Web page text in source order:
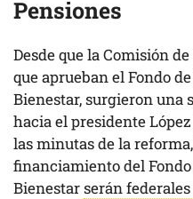
Pensiones
Desde que la Comisión
que aprueban el Fondo
Bienestar, surgieron una
hacia el presidente
las minutas de la
financiamiento del
Bienestarserán